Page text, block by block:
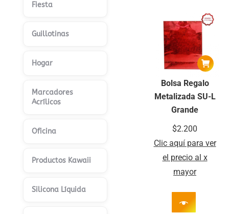
Bolsa Regalo
Metalizada SU-L
Grande
$2.200
Clic aquí para ver
el precio al x
mayor
Fiesta
Guillotinas
Hogar
Marcadores
Acrílicos
Oficina
Productos Kawaii
Silicona Líquida